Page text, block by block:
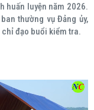
huấn luyện năm 2026.
thường vụ Đảng ủy,
chỉ đạo buổi kiểm tra.